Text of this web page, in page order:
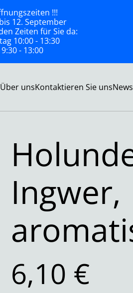
!!!
12. September
Zeiten für Sie da:
10:00 - 13:30
- 13:00
Über unsKontaktieren Sie unsNews
Ingwer,
6,10 €